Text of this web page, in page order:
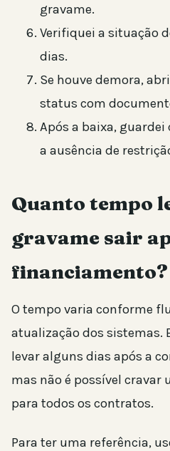
gravame.
Verifiquei a situação
dias.
Se houve demora,
status com
Após a baixa,
a ausência de
Quanto tempo
gravame sair
financiamento?
O tempo varia conforme
atualização dos sistemas.
levar alguns dias após a
mas não é possível cravar
para todos os contratos.
Para ter uma referência,